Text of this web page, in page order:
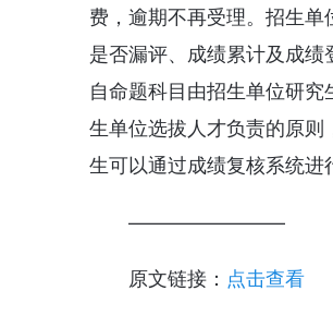
费，逾期不再受理。招生单
是否漏评、成绩累计及成
自命题科目由招生单位研
生单位选拔人才负责的原
生可以通过成绩复核系统进
————————
原文链接： 点击查看